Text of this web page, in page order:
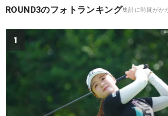
ROUND3のフォトランキング集計に時間がか
1